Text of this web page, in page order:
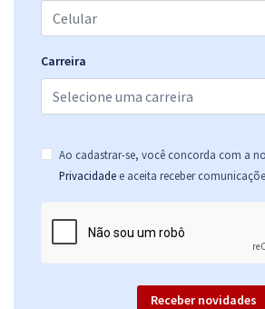
Carreira
Ao cadastrar-se, você concorda com a
Privacidade e aceita receber
Receber novidades